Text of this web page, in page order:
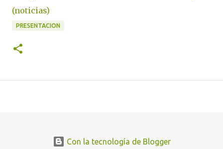
(noticias)
PRESENTACION
Con la tecnología de Blogger